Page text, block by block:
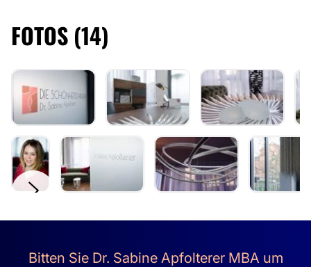
FOTOS (14)
Bitten Sie Dr. Sabine Apfolterer MBA um